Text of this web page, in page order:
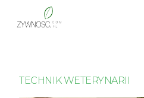
TECHNIK WETERYNARII